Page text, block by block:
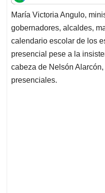
t
s
A
p
p
e
b
o
o
k
k
e
d
I
n
i
s
María Victoria Angulo,
gobernadores, alcaldes,
calendario escolar de los
presencial pese a la
cabeza de Nelsón
presenciales.